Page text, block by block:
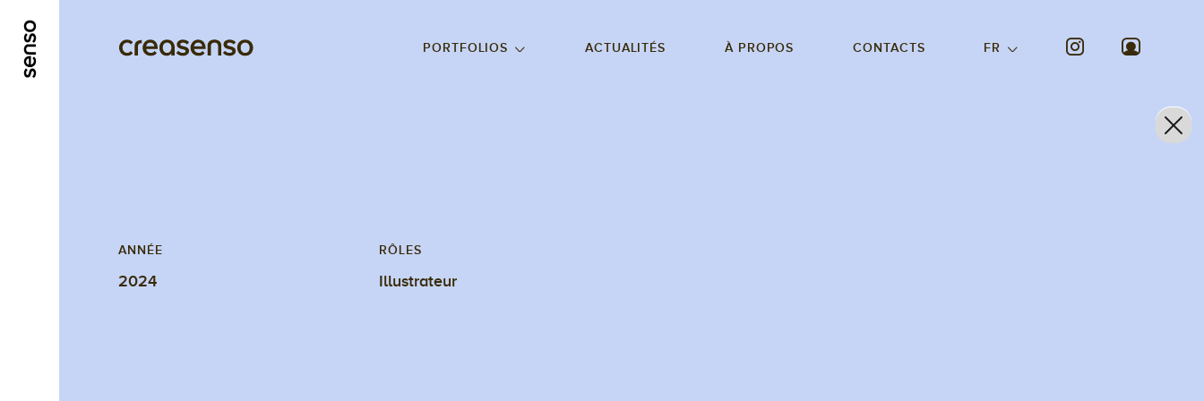
PORTFOLIOS
ACTUALITÉS À PROPOS CONTACTS FR
ANNÉE
2024
RÔLES
Illustrateur